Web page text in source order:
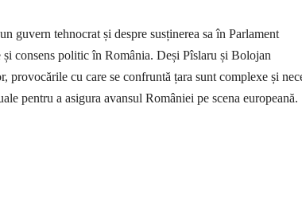
guvern tehnocrat și despre susținerea sa în Parlament
consens politic în România. Deși Pîslaru și Bolojan
provocările cu care se confruntă țara sunt complexe și
pentru a asigura avansul României pe scena europeană.